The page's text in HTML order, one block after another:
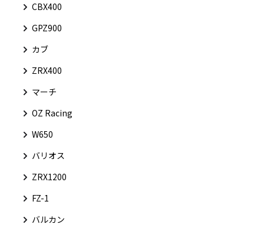
CBX400
GPZ900
カブ
ZRX400
マーチ
OZ Racing
W650
バリオス
ZRX1200
FZ-1
バルカン